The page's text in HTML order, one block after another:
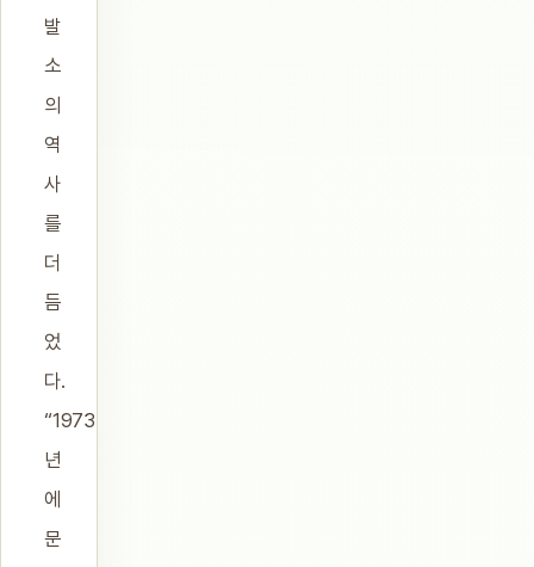
발
소
의
역
사
를
더
듬
었
다.
“1973
년
에
문